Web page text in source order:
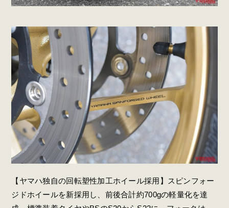
【ヤマハ独自の回転塑性加工ホイール採用】スピンフォー
ジドホイールを新採用し、前後合計約700gの軽量化を達